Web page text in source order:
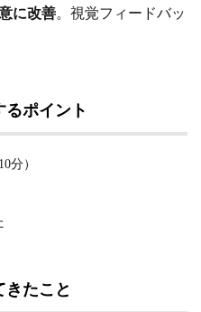
に改善。視覚フィードバッ
るポイント
分）
きたこと